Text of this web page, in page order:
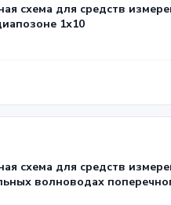
схема для средств
1х10
схема для средств
волноводах
частот 0,02/18,00 ГГц